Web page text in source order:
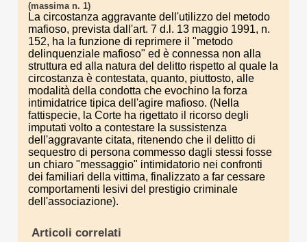
(massima n. 1)
La circostanza aggravante dell'utilizzo del metodo
mafioso, prevista dall'art. 7 d.l. 13 maggio 1991, n.
152, ha la funzione di reprimere il "metodo
delinquenziale mafioso" ed è connessa non alla
struttura ed alla natura del delitto rispetto al quale la
circostanza è contestata, quanto, piuttosto, alle
modalità della condotta che evochino la forza
intimidatrice tipica dell'agire mafioso. (Nella
fattispecie, la Corte ha rigettato il ricorso degli
imputati volto a contestare la sussistenza
dell'aggravante citata, ritenendo che il delitto di
sequestro di persona commesso dagli stessi fosse
un chiaro "messaggio" intimidatorio nei confronti
dei familiari della vittima, finalizzato a far cessare
comportamenti lesivi del prestigio criminale
dell'associazione).
Articoli correlati